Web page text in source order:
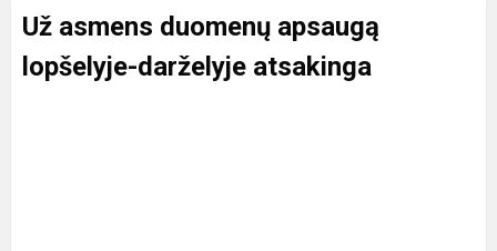
Už asmens duomenų apsaugą
lopšelyje-darželyje atsakinga